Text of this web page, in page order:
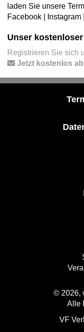
laden Sie unsere
Facebook
Instagram
Unser
Registrieren Sie sich
Jetzt kostenlos
© 2026,
Alle
VF